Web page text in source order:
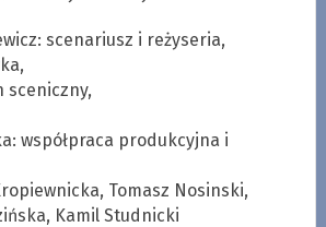
scenariusz i reżyseria,
sceniczny,
współpraca produkcyjna i
Tomasz Nosinski,
Kamil Studnicki